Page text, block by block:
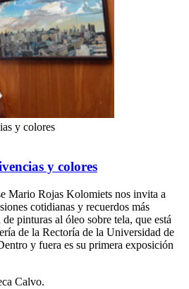
y colores
y colores
Mario Rojas Kolomiets nos invita a
cotidianas y recuerdos más
pinturas al óleo sobre tela, que está
de la Rectoría de la Universidad de
y fuera es su primera exposición
Calvo.